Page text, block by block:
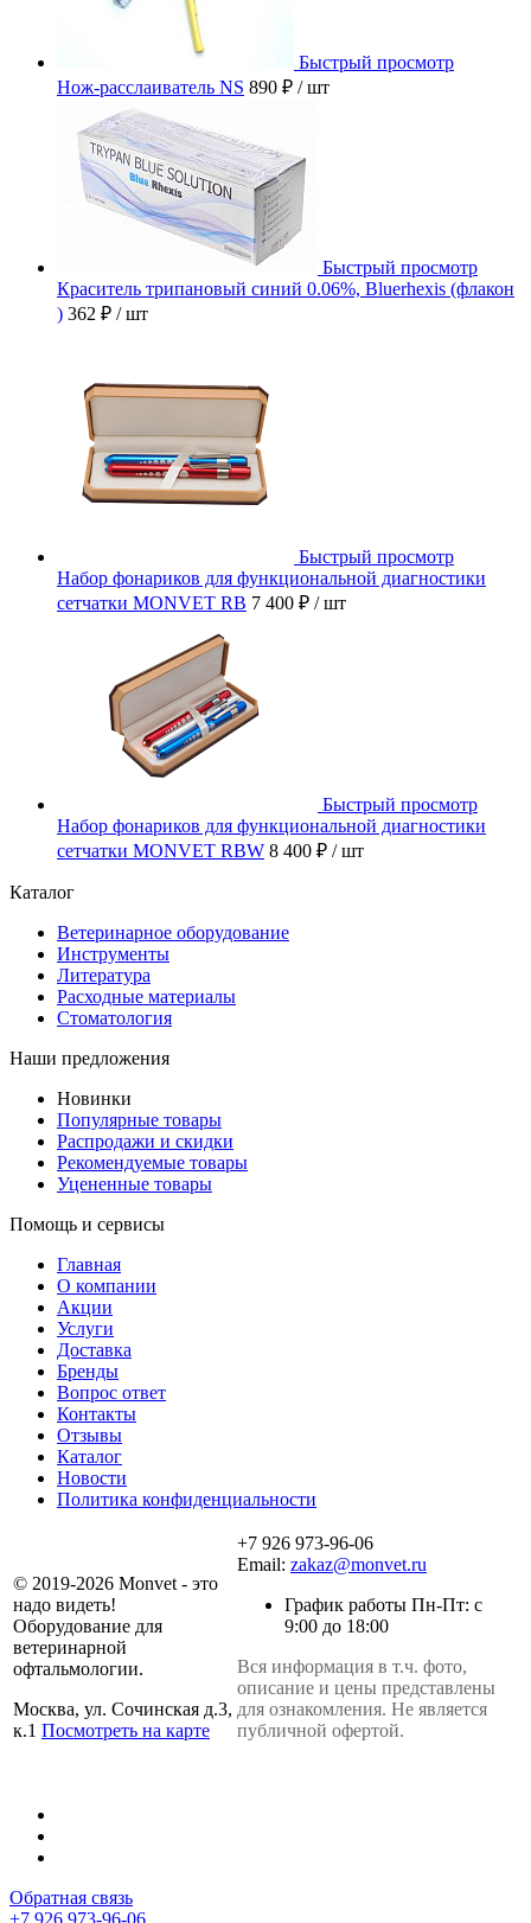
Быстрый просмотр
Нож-расслаиватель NS 890 ₽ / шт
Быстрый просмотр
Краситель трипановый синий 0.06%, Bluerhexis (флакон
) 362 ₽ / шт
Быстрый просмотр
Набор фонариков для функциональной диагностики
сетчатки MONVET RB 7 400 ₽ / шт
Быстрый просмотр
Набор фонариков для функциональной диагностики
сетчатки MONVET RBW 8 400 ₽ / шт
Каталог
Ветеринарное оборудование
Инструменты
Литература
Расходные материалы
Стоматология
Наши предложения
Новинки
Популярные товары
Распродажи и скидки
Рекомендуемые товары
Уцененные товары
Помощь и сервисы
Главная
О компании
Акции
Услуги
Доставка
Бренды
Вопрос ответ
Контакты
Отзывы
Каталог
Новости
Политика конфиденциальности
© 2019-2026 Monvet - это
надо видеть!
Оборудование для
ветеринарной
офтальмологии.
Москва, ул. Сочинская д.3,
к.1 Посмотреть на карте
+7 926 973-96-06
Email: zakaz@monvet.ru
График работы Пн-Пт: с
9:00 до 18:00
Вся информация в т.ч. фото,
описание и цены представлены
для ознакомления. Не является
публичной офертой.
Обратная связь
+7 926 973-96-06